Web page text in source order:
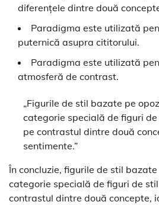
diferențele dintre două
Paradigma este utilizată
puternică asupra cititorului.
Paradigma este utilizată
atmosferă de contrast.
„Figurile de stil bazate pe
categorie specială de figuri
pe contrastul dintre două
sentimente.”
În concluzie, figurile de stil
categorie specială de figuri de
contrastul dintre două concepte,